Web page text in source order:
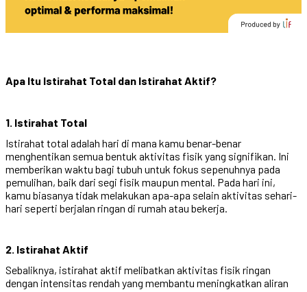
Apa Itu Istirahat Total dan Istirahat Aktif?
1. Istirahat Total
Istirahat total adalah hari di mana kamu benar-benar
menghentikan semua bentuk aktivitas fisik yang signifikan. Ini
memberikan waktu bagi tubuh untuk fokus sepenuhnya pada
pemulihan, baik dari segi fisik maupun mental. Pada hari ini,
kamu biasanya tidak melakukan apa-apa selain aktivitas sehari-
hari seperti berjalan ringan di rumah atau bekerja.
2. Istirahat Aktif
Sebaliknya, istirahat aktif melibatkan aktivitas fisik ringan
dengan intensitas rendah yang membantu meningkatkan aliran